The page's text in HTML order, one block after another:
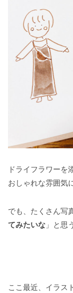
ドライフラワーを
おしゃれな雰囲気
でも、たくさん写
てみたいな 」と思
ここ最近、イラス